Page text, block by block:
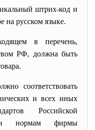
штрих-код и
на русском языке.
в перечень,
РФ, должна быть
соответствовать
и всех иных
Российской
и нормам фирмы